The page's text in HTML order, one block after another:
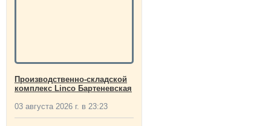
Производственно-складской
комплекс Linco Бартеневская
03 августа 2026 г. в 23:23